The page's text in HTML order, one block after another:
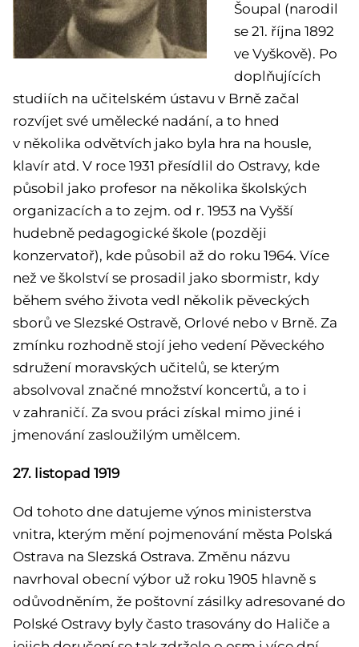
Šoupal (narodil
se 21. října 1892
ve Vyškově). Po
doplňujících
studiích na učitelském ústavu v Brně začal
rozvíjet své umělecké nadání, a to hned
v několika odvětvích jako byla hra na housle,
klavír atd. V roce 1931 přesídlil do Ostravy, kde
působil jako profesor na několika školských
organizacích a to zejm. od r. 1953 na Vyšší
hudebně pedagogické škole (později
konzervatoř), kde působil až do roku 1964. Více
než ve školství se prosadil jako sbormistr, kdy
během svého života vedl několik pěveckých
sborů ve Slezské Ostravě, Orlové nebo v Brně. Za
zmínku rozhodně stojí jeho vedení Pěveckého
sdružení moravských učitelů, se kterým
absolvoval značné množství koncertů, a to i
v zahraničí. Za svou práci získal mimo jiné i
jmenování zasloužilým umělcem.
27. listopad 1919
Od tohoto dne datujeme výnos ministerstva
vnitra, kterým mění pojmenování města Polská
Ostrava na Slezská Ostrava. Změnu názvu
navrhoval obecní výbor už roku 1905 hlavně s
odůvodněním, že poštovní zásilky adresované do
Polské Ostravy byly často trasovány do Haliče a